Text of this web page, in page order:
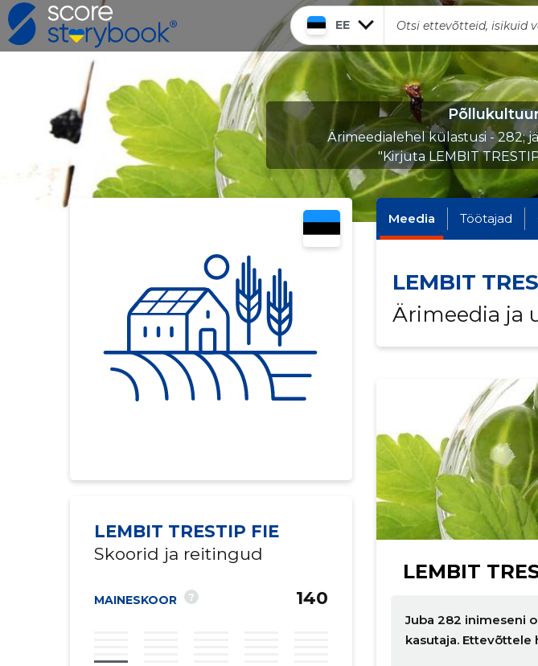
EE
Ärimeedialehel külastusi - 282;
"Kirjuta LEMBIT
LEMBIT TRESTIP FIE
Skoorid ja reitingud
MAINESKOOR ? 140
Meedia Töötajad
LEMBIT
Ärimeedia ja
LEMBIT
Juba 282 inimeseni
kasutaja.